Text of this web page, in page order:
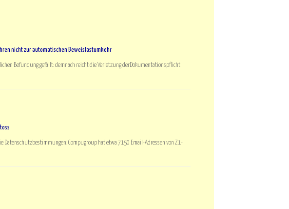
nicht zur automatischen Beweislastumkehr
Befundung gefällt: demnach reicht die Verletzung derDokumentationspflicht
Datenschutzbestimmungen: Compugroup hat etwa 7150 Email-Adressen von Z1-